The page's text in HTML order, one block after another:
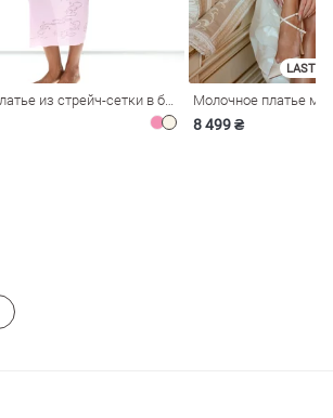
LAST
8 499 ₴